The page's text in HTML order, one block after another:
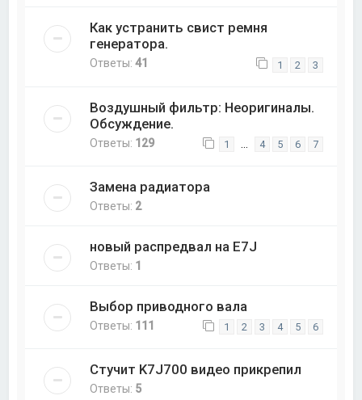
Как устранить свист ремня
генератора.
Ответы:41 1 2 3
Воздушный фильтр: Неоригиналы.
Обсуждение.
Ответы: 129 1 4 5 6 7
Замена радиатора
Ответы: 2
новый распредвал на E7J
Ответы: 1
Выбор приводного вала
Ответы: 111 1 2 3 4 5 6
Стучит K7J700 видео прикрепил
Ответы: 5